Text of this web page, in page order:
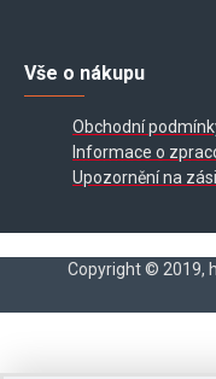
Vše o nákupu
Obchodní
Informace o
Upozornění na
Copyright © 2019,